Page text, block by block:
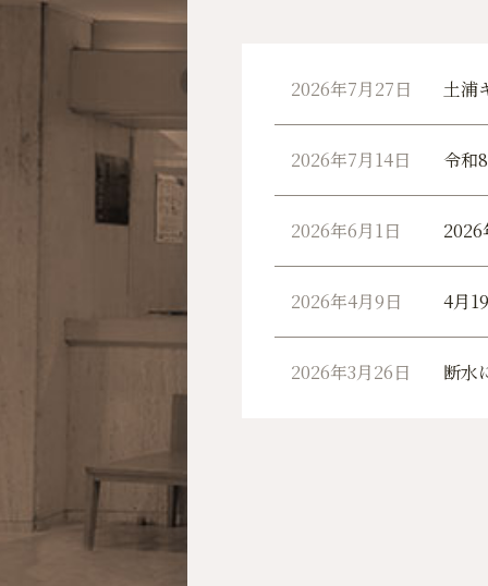
2026年7月27日 土浦
2026年7月14日 令和
2026年6月1日
2026年4月9日 4月
2026年3月26日 断水